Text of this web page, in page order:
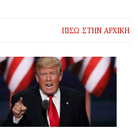
ΠΙΣΩ ΣΤΗΝ ΑΡΧΙΚΗ